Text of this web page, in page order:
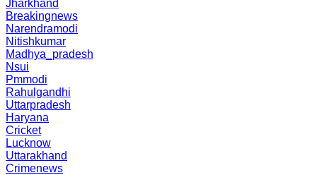
Jharkhand
Breakingnews
Narendramodi
Nitishkumar
Madhya_pradesh
Nsui
Pmmodi
Rahulgandhi
Uttarpradesh
Haryana
Cricket
Lucknow
Uttarakhand
Crimenews